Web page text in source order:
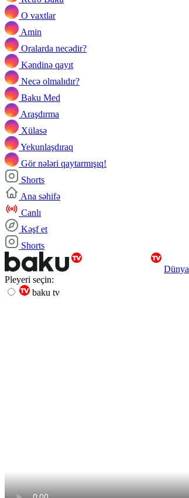
O vaxtlar
Amin
Oralarda necədir?
Kəndinə qayıt
Necə olmalıdır?
Baku Med
Araşdırma
Xülasə
Yekunlaşdıraq
Gör nələri qaytarmışıq!
Shorts
Ana səhifə
Canlı
Kəşf et
Shorts
Dünya
Pleyeri seçin:
baku tv